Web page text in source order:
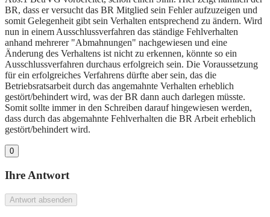
BR, dass er versucht das BR Mitglied sein Fehler aufzuzeigen und
somit Gelegenheit gibt sein Verhalten entsprechend zu ändern. Wird
nun in einem Ausschlussverfahren das ständige Fehlverhalten
anhand mehrerer "Abmahnungen" nachgewiesen und eine
Änderung des Verhaltens ist nicht zu erkennen, könnte so ein
Ausschlussverfahren durchaus erfolgreich sein. Die Voraussetzung
für ein erfolgreiches Verfahrens dürfte aber sein, das die
Betriebsratsarbeit durch das angemahnte Verhalten erheblich
gestört/behindert wird, was der BR dann auch darlegen müsste.
Somit sollte immer in den Schreiben darauf hingewiesen werden,
dass durch das abgemahnte Fehlverhalten die BR Arbeit erheblich
gestört/behindert wird.
0
Ihre Antwort
Antwort absenden